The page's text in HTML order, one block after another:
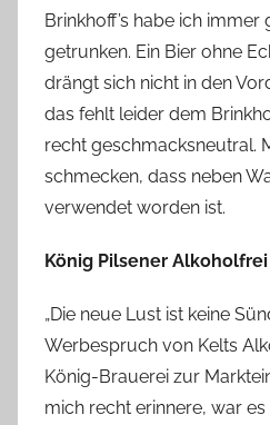
Brinkhoff’s habe ich immer
getrunken. Ein Bier ohne
drängt sich nicht in den
das fehlt leider dem
recht geschmacksneutral.
schmecken, dass neben
verwendet worden ist.
König Pilsener Alkoholfrei
„Die neue Lust ist keine
Werbespruch von Kelts
König-Brauerei zur
mich recht erinnere, war